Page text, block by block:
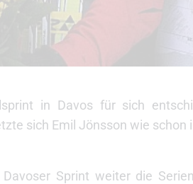
in Davos für sich
sich Emil Jönsson wie schon
Sprint weiter die